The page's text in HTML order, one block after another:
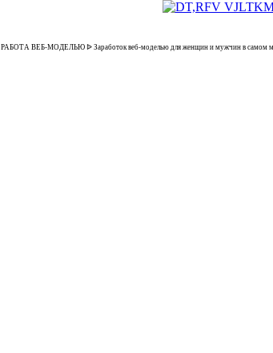
РАБОТА ВЕБ-МОДЕЛЬЮ ᐉ Заработок веб-моделью для женщин и мужчин в самом